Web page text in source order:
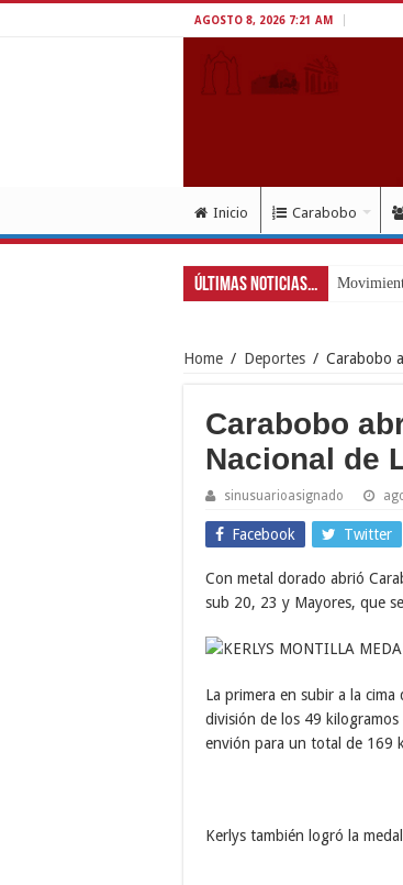
AGOSTO 8, 2026 7:21 AM
Inicio Carabobo
Últimas Noticias...
Home / Deportes / Carabobo
Carabobo
Nacional de
sinusuarioasignado
Facebook Twitter
Con metal dorado abrió
sub 20, 23 y Mayores, que
La primera en subir a la
división de los 49
envión para un total de 169
Kerlys también logró la